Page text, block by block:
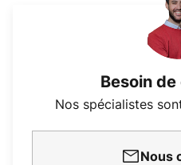
Besoin
Nos spécialistes
Nous